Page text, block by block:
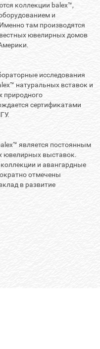
коллекции balex™,
и
там производятся
ювелирных домов
исследования
натуральных вставок и
природного
сертификатами
является постоянным
ювелирных выставок.
и авангардные
отмечены
в развитие